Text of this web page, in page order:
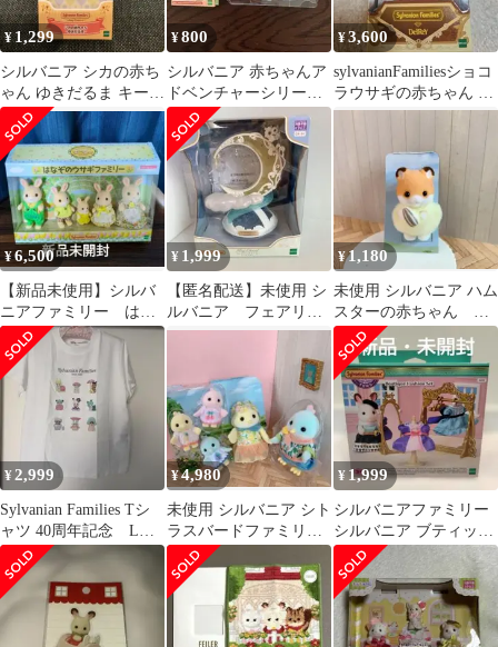
¥1,299
シルバニア シカの赤ち
ゃん ゆきだるま キーチ
ェーン
¥800
シルバニア 赤ちゃんア
ドベンチャーシリー
ズ ミルクうさぎの小
さい赤ちゃん
¥3,600
sylvanianFamiliesショコ
ラウサギの赤ちゃん ダ
イヤモンドショコラ
¥6,500
【新品未使用】シルバ
ニアファミリー はな
ぞのウサギファミリ
ー 福岡限定
¥ 1,999
【匿名配送】未使用 シ
ルバニア フェアリー
チャーム トワイライ
¥1,180
未使用 シルバニア ハム
スターの赤ちゃん ク
リーム色 シルバニア
人形 ファミリー
¥2,999
Sylvanian Families Tシ
ャツ 40周年記念 Lサ
イズ
¥4,980
未使用 シルバニア シト
ラスバードファミリ
ー お父さん お母さ
ん 赤ちゃん
¥ 1,999
シルバニアファミリー
シルバニア ブティッ
ク ファッションドレ
スショップセット